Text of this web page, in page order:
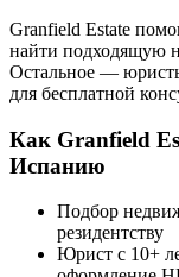
Granfield Estate
найти подходящую
Остальное —
для бесплатной
Как Granfield
Испанию
Подбор
резидентству
Юрист с 10+